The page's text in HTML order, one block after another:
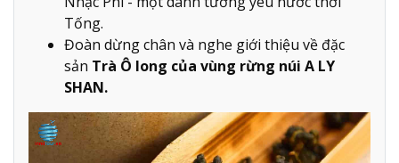
Tống.
Đoàn dừng chân và nghe giới thiệu về đặc
sản Trà Ô long của vùng rừng núi A LY
SHAN.